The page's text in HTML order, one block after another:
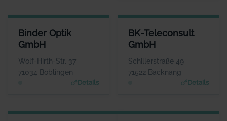
Binder Optik
GmbH
Wolf-Hirth-Str. 37
71034 Böblingen
Details
BINDER OPTIK GMBH
ANSPRECHPARTNER
Herr Helmut Baur
WEBSITE
www.binder-optik.de
BK-Teleconsult
GmbH
Schillerstraße 49
71522 Backnang
Details
BK-TELECONSULT GMBH
ANSPRECHPARTNER
Herr Martin Götzer
www.bk-teleconsult.de